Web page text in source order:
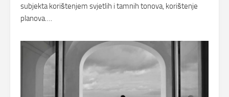
subjekta korištenjem svjetlih i tamnih tonova, korištenje
planova….